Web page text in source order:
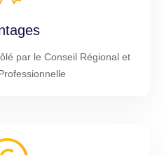
par le Conseil Régional et